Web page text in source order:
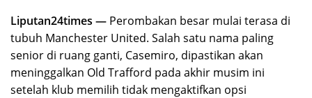
Liputan24times — Perombakan besar mulai terasa di
tubuh Manchester United. Salah satu nama paling
senior di ruang ganti, Casemiro, dipastikan akan
meninggalkan Old Trafford pada akhir musim ini
setelah klub memilih tidak mengaktifkan opsi